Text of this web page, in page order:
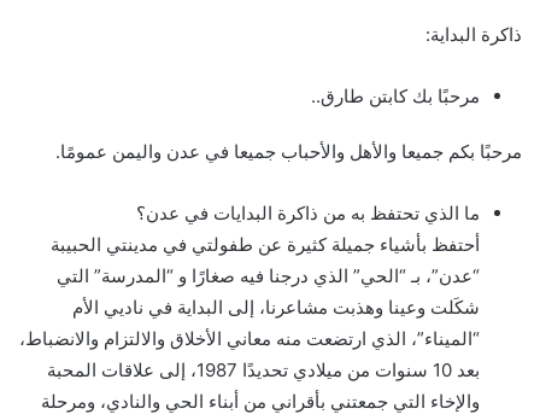
ذاكرة البداية:
مرحبًا بك كابتن طارق..
مرحبًا بكم جميعا والأهل والأحباب جميعا في عدن واليمن عمومًا.
ما الذي تحتفظ به من ذاكرة البدايات في عدن؟
أحتفظ بأشياء جميلة كثيرة عن طفولتي في مدينتي الحبيبة
“عدن”، بـ “الحي” الذي درجنا فيه صغارًا و “المدرسة” التي
شكَلت وعينا وهذبت مشاعرنا، إلى البداية في ناديي الأم
“الميناء”، الذي ارتضعت منه معاني الأخلاق والالتزام والانضباط،
بعد 10 سنوات من ميلادي تحديدًا 1987، إلى علاقات المحبة
والإخاء التي جمعتني بأقراني من أبناء الحي والنادي، ومرحلة